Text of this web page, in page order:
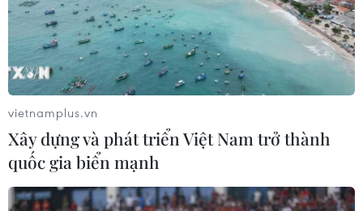
#Máy bơm nước
#Sóng thần Indonesia
#Thảm họa sóng thần
#Banten và Lampung
#tin tức mới nhất
#tin tức 24h
#tin tức thời sự
#tin tức trong nước
#VietnamPlus #Vietnam
#Plus
Indonesia
Theo dõi VietnamPlus
vietnamplus.vn
Xây dựng và phát triển Việt Nam trở thành
quốc gia biển mạnh